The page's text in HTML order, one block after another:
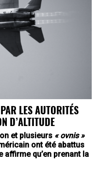
LES AUTORITÉS
D’ALTITUDE
et plusieurs « ovnis »
ont été abattus
affirme qu’en prenant la